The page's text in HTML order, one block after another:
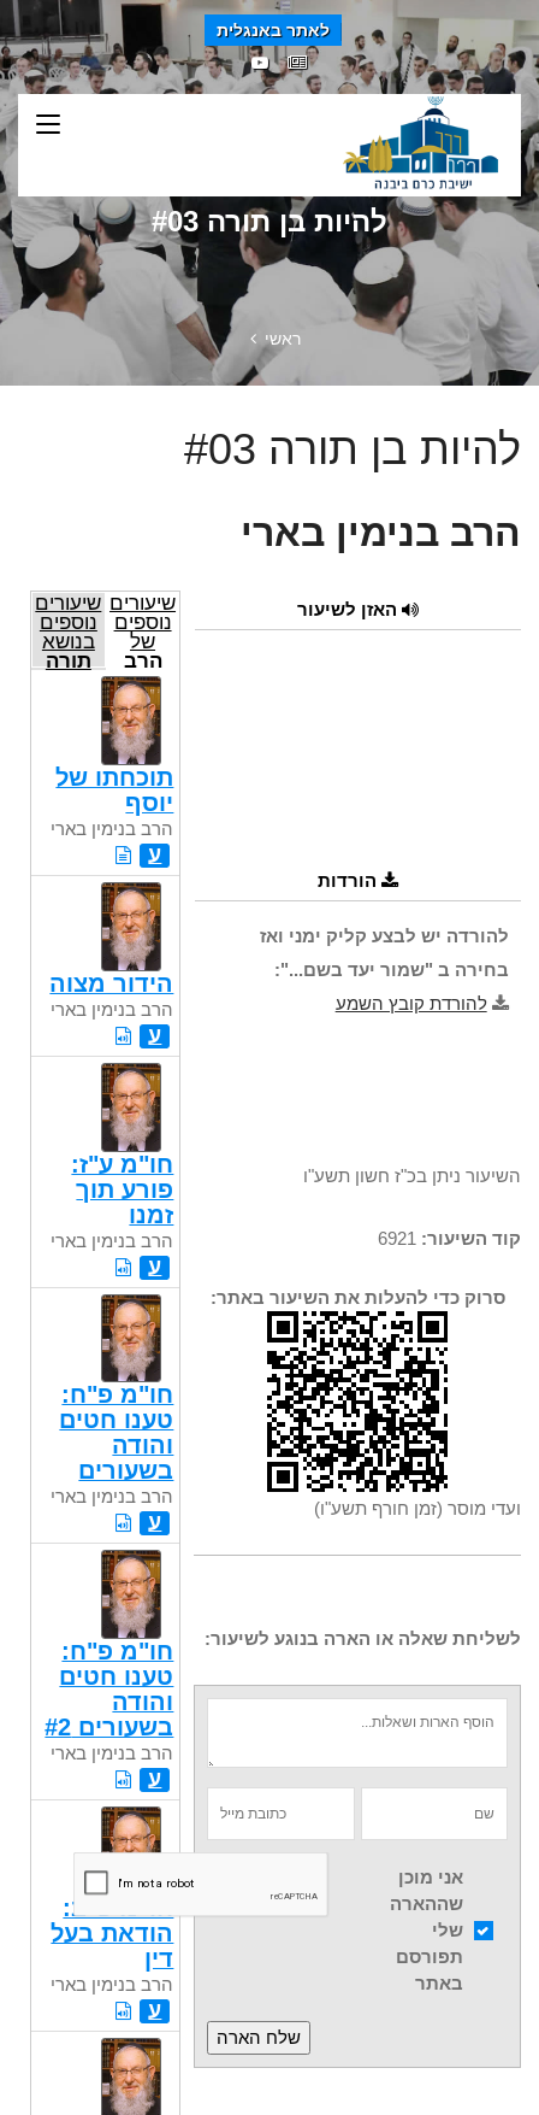
לאתר באנגלית
להיות בן תורה #03
ראשי
להיות בן תורה #03
הרב בנימין בארי
האזן לשיעור
הורדות
להורדה יש לבצע קליק ימני ואז
בחירה ב "שמור יעד בשם...":
להורדת קובץ השמע
השיעור ניתן בכ"ז חשון תשע"ו
קוד השיעור:
סרוק כדי להעלות את השיעור באתר:
ועדי מוסר (זמן חורף תשע"ו)
לשליחת שאלה או הארה בנוגע לשיעור:
אני מוכן
שההארה
שלי
תפורסם
באתר
שיעורים
נוספים
של
הרב
בנימין
בארי
שיעורים
נוספים
בנושא
תורה
תוכחתו של
יוסף
הרב בנימין בארי
ע
הידור מצוה
הרב בנימין בארי
ע
חו"מ ע"ז:
פורע תוך
זמנו
הרב בנימין בארי
ע
חו"מ פ"ח:
טענו חטים
והודה
בשעורים
הרב בנימין בארי
ע
חו"מ פ"ח:
טענו חטים
והודה
בשעורים #2
הרב בנימין בארי
ע
חו"מ פ"ב:
הודאת בעל
דין
הרב בנימין בארי
ע